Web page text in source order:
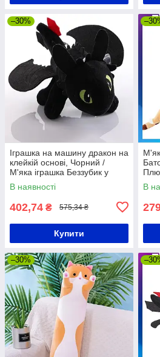
–30%
Іграшка на машину дракон на
клейкій основі, Чорний /
М'яка іграшка Беззубик у
машину
В наявності
402,74 ₴ 575,34 ₴
Купити
/В
–30%